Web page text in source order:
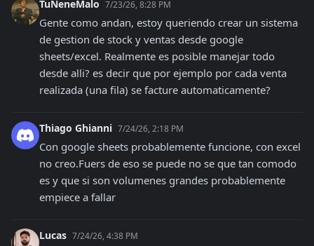
TuNeneMalo 7/23/26, 8:28 PM
Gente como andan, estoy queriendo crear un sistema
de gestion de stock y ventas desde google
sheets/excel. Realmente es posible manejar todo
desde alli? es decir que por ejemplo por cada venta
realizada (una fila) se facture automaticamente?
Thiago Ghianni 7/24/26, 2:18 PM
Con google sheets probablemente funcione, con excel
no creo.Fuers de eso se puede no se que tan comodo
es y que si son volumenes grandes probablemente
empiece a fallar
Lucas 7/24/26, 4:38 PM